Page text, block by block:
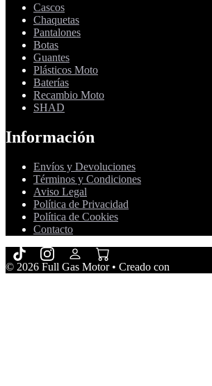
Cascos
Chaquetas
Pantalones
Botas
Guantes
Plásticos Moto
Baterías
Recambio Moto
SHAD
Información
Envíos y Devoluciones
Términos y Condiciones
Aviso Legal
Política de Privacidad
Política de Cookies
Contacto
© 2026 Full Gas Motor• Creado con